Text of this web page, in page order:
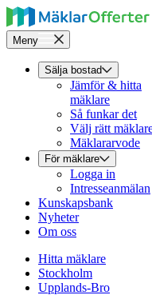
Meny
Sälja bostad
Jämför & hitta
mäklare
Så funkar det
Välj rätt
Mäklararvode
För mäklare
Logga in
Intresseanmälan
Kunskapsbank
Nyheter
Om oss
Hitta mäklare
Stockholm
Upplands-Bro